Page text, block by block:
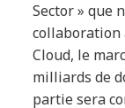
Sector » que
collaboration
Cloud, le
milliards de
partie sera